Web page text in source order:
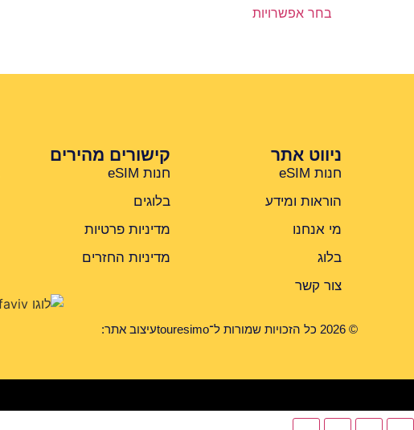
בחר אפשרויות
ניווט אתר
חנות eSIM
הוראות ומידע
מי אנחנו
בלוג
צור קשר
קישורים מהירים
חנות eSIM
בלוגים
מדיניות פרטיות
מדיניות החזרים
© 2026 כל הזכויות שמורות ל־touresimo עיצוב אתר: